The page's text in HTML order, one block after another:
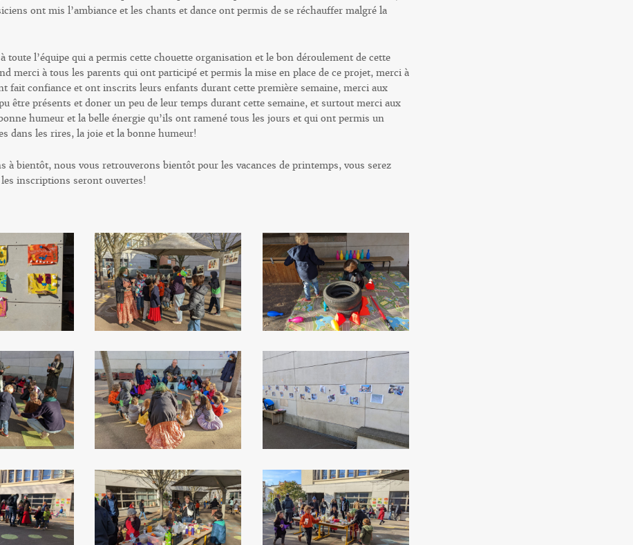
ont mis l’ambiance et les chants et dance ont permis de se réchauffer malgré la
toute l’équipe qui a permis cette chouette organisation et le bon déroulement de cette
merci à tous les parents qui ont participé et permis la mise en place de ce projet, merci à
fait confiance et ont inscrits leurs enfants durant cette première semaine, merci aux
être présents et doner un peu de leur temps durant cette semaine, et surtout merci aux
humeur et la belle énergie qu’ils ont ramené tous les jours et qui ont permis un
dans les rires, la joie et la bonne humeur!
à bientôt, nous vous retrouverons bientôt pour les vacances de printemps, vous serez
inscriptions seront ouvertes!